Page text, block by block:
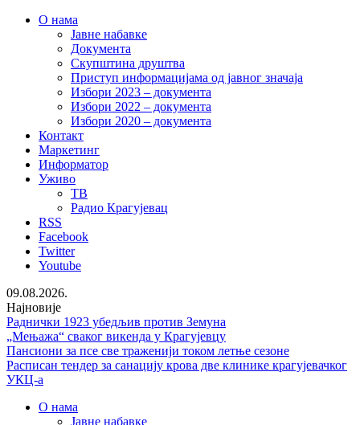
О нама
Јавне набавке
Документа
Скупштина друштва
Приступ информацијама од јавног значаја
Избори 2023 – документа
Избори 2022 – документа
Избори 2020 – документа
Контакт
Маркетинг
Информатор
Уживо
ТВ
Радио Крагујевац
RSS
Facebook
Twitter
Youtube
09.08.2026.
Најновије
Раднички 1923 убедљив против Земуна
„Мењажа“ сваког викенда у Крагујевцу
Пансиони за псе све траженији током летње сезоне
Расписан тендер за санацију крова две клинике крагујевачког
УКЦ-а
О нама
Јавне набавке